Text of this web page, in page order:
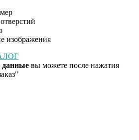
изображения
данные вы можете после нажатия